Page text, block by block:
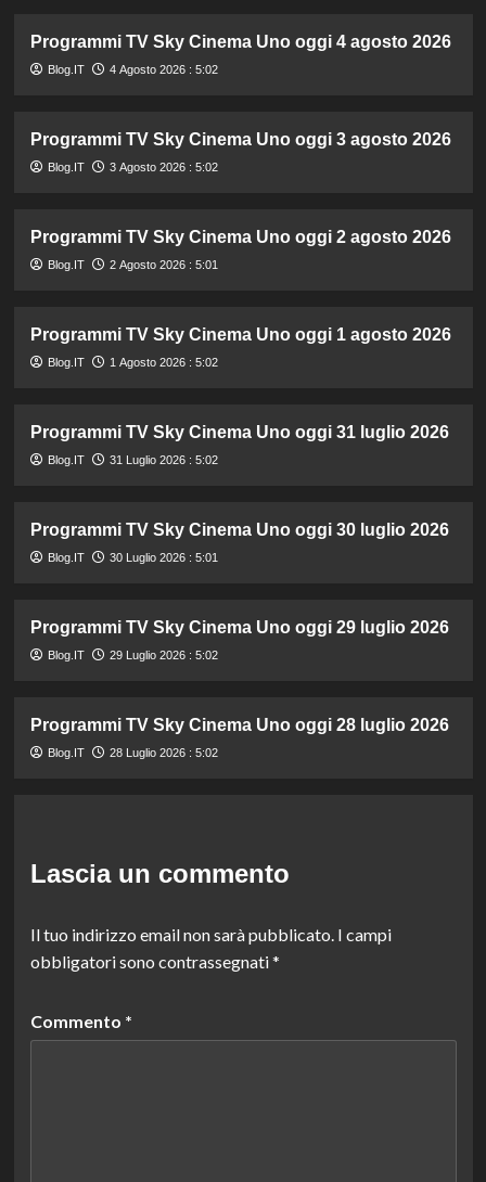
Programmi TV Sky Cinema Uno oggi 4 agosto 2026
Blog.IT 4 Agosto 2026 : 5:02
Programmi TV Sky Cinema Uno oggi 3 agosto 2026
Blog.IT 3 Agosto 2026 : 5:02
Programmi TV Sky Cinema Uno oggi 2 agosto 2026
Blog.IT 2 Agosto 2026 : 5:01
Programmi TV Sky Cinema Uno oggi 1 agosto 2026
Blog.IT 1 Agosto 2026 : 5:02
Programmi TV Sky Cinema Uno oggi 31 luglio 2026
Blog.IT 31 Luglio 2026 : 5:02
Programmi TV Sky Cinema Uno oggi 30 luglio 2026
Blog.IT 30 Luglio 2026 : 5:01
Programmi TV Sky Cinema Uno oggi 29 luglio 2026
Blog.IT 29 Luglio 2026 : 5:02
Programmi TV Sky Cinema Uno oggi 28 luglio 2026
Blog.IT 28 Luglio 2026 : 5:02
Lascia un commento
Il tuo indirizzo email non sarà pubblicato. I campi
obbligatori sono contrassegnati*
Commento *